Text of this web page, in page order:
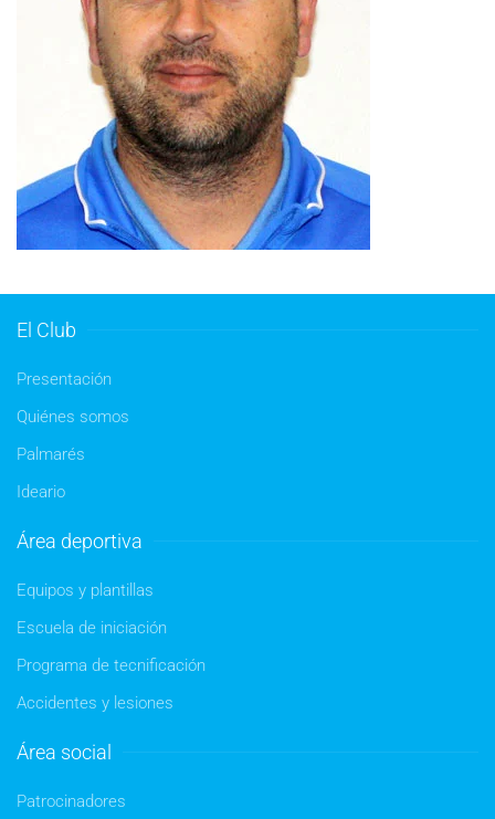
El Club
Presentación
Quiénes somos
Palmarés
Ideario
Área deportiva
Equipos y plantillas
Escuela de iniciación
Programa de tecnificación
Accidentes y lesiones
Área social
Patrocinadores